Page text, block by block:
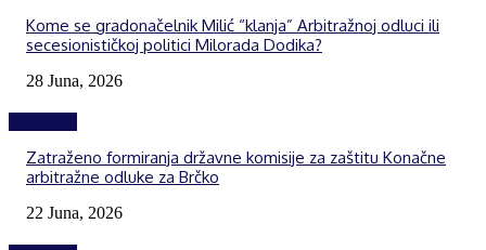
Kome se gradonačelnik Milić “klanja” Arbitražnoj odluci ili
secesionističkoj politici Milorada Dodika?
28 Juna, 2026
Zatraženo formiranja državne komisije za zaštitu Konačne
arbitražne odluke za Brčko
22 Juna, 2026